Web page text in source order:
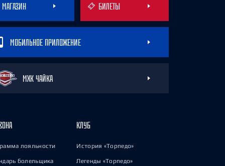
МАГАЗИН БИЛЕТЫ
МОБИЛЬНОЕ ПРИЛОЖЕНИЕ
МХК ЧАЙКА
лояльности
болельщика
КЛУБ
История «Торпедо»
Легенды «Торпедо»